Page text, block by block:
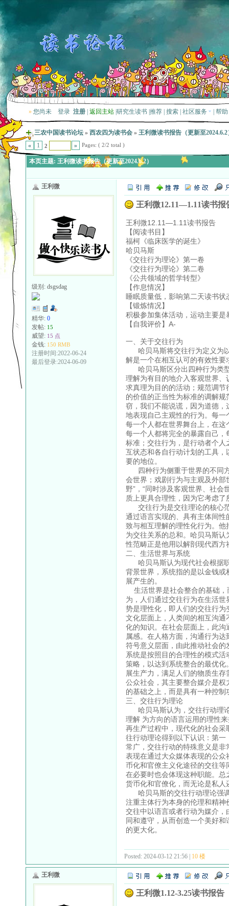
» 您尚未 登录 注册 返回主站 研究生读书 推荐 搜索 社区服务 帮助
三农中国读书论坛 » 西农四为读书会 » 王利微读书报告（更新至2024.6.2
«
1 2 » Pages: ( 2/2 total )
本页主题: 王利微读书报告（更新至2024.6.2）
王利微
级别: dsgsdag
精华: 0
发帖: 15
威望: 15 点
金钱: 150 RMB
注册时间:2022-06-24
最后登录:2024-06-09
王利微12.11—1.11读书报
王利微12.11—1.11读书报告
【阅读书目】
福柯《临床医学的诞生》
哈贝马斯
《交往行为理论》第一卷
《交往行为理论》第二卷
《公共领域的哲学转型》
【作息情况】
睡眠质量低，影响第二天读书
【锻炼情况】
积极参加集体活动，运动主要
【自我评价】A-
一、关于交往行为
哈贝马斯将交往行为定义为以
解是一个在相互认可的有效性
哈贝马斯区分出四种行为类型
理解为有目的地介入客观世界
求真理为目的的活动；规范调
的价值的正当性为标准的调解
窃，我们不能说谎，因为道德
地表现自己主观性的行为。每一
每一个人都在世界舞台上，在
每一个人都将完全的暴露自己
标准；交往行为，是行动者个
互状态和各自行动计划的工具
要的地位。
四种行为侧重于世界的不同方
会世界；戏剧行为与主观及外
野”，“同时涉及客观世界、社
质上更具合理性，因为它考虑
交往行为是交往理论的核心范
通过语言实现的、具有主体间
致与相互理解的理性化行为。
为交往关系的总和。哈贝马斯
性范畴正是他用以解剖现代西方
二、生活世界与系统
哈贝马斯认为现代社会根据职
背景世界，系统指的是以金钱
展产生的。
生活世界是社会整合的基础，
为，人们通过交往行为在生活
势是理性化，即人们的交往行
文化层面上，人类间的相互沟
化的知识。在社会层面上，此
属感。在人格方面，沟通行为
符号意义层面，由此推动社会的
系统是按照目的合理性的模式
策略，以达到系统整合的最优
展生产力，满足人们的物质生
公众社会，其主要整合媒介是
的基础之上，而是具有一种控制
三、交往行为理论
哈贝马斯认为，交往行动理论
理解 为方向的语言运用的理性
再生产过程中，现代化的社会
往行动理论得到以下认识：第
常广，交往行动的特殊意义是
表现在通过大众媒体表现的公
币化和官僚主义化途径的交往
在必要时也会体现这种职能。
货币化和官僚化，而无论是私
哈贝马斯的交往行动理论强调
注重主体行为本身的伦理和精
交往中以语言或者行动为媒介
同和遵守，从而创造一个美好
的更大化。
Posted: 2024-03-12 21:56 | 10 楼
王利微
王利微1.12-3.25读书报告